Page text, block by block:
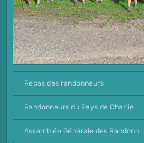
Repas des randonneurs
Randonneurs du Pays de Charlie
Assemblée Générale des Randonn